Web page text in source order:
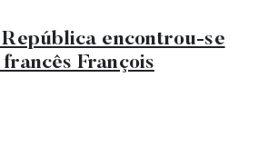
encontrou-se
François